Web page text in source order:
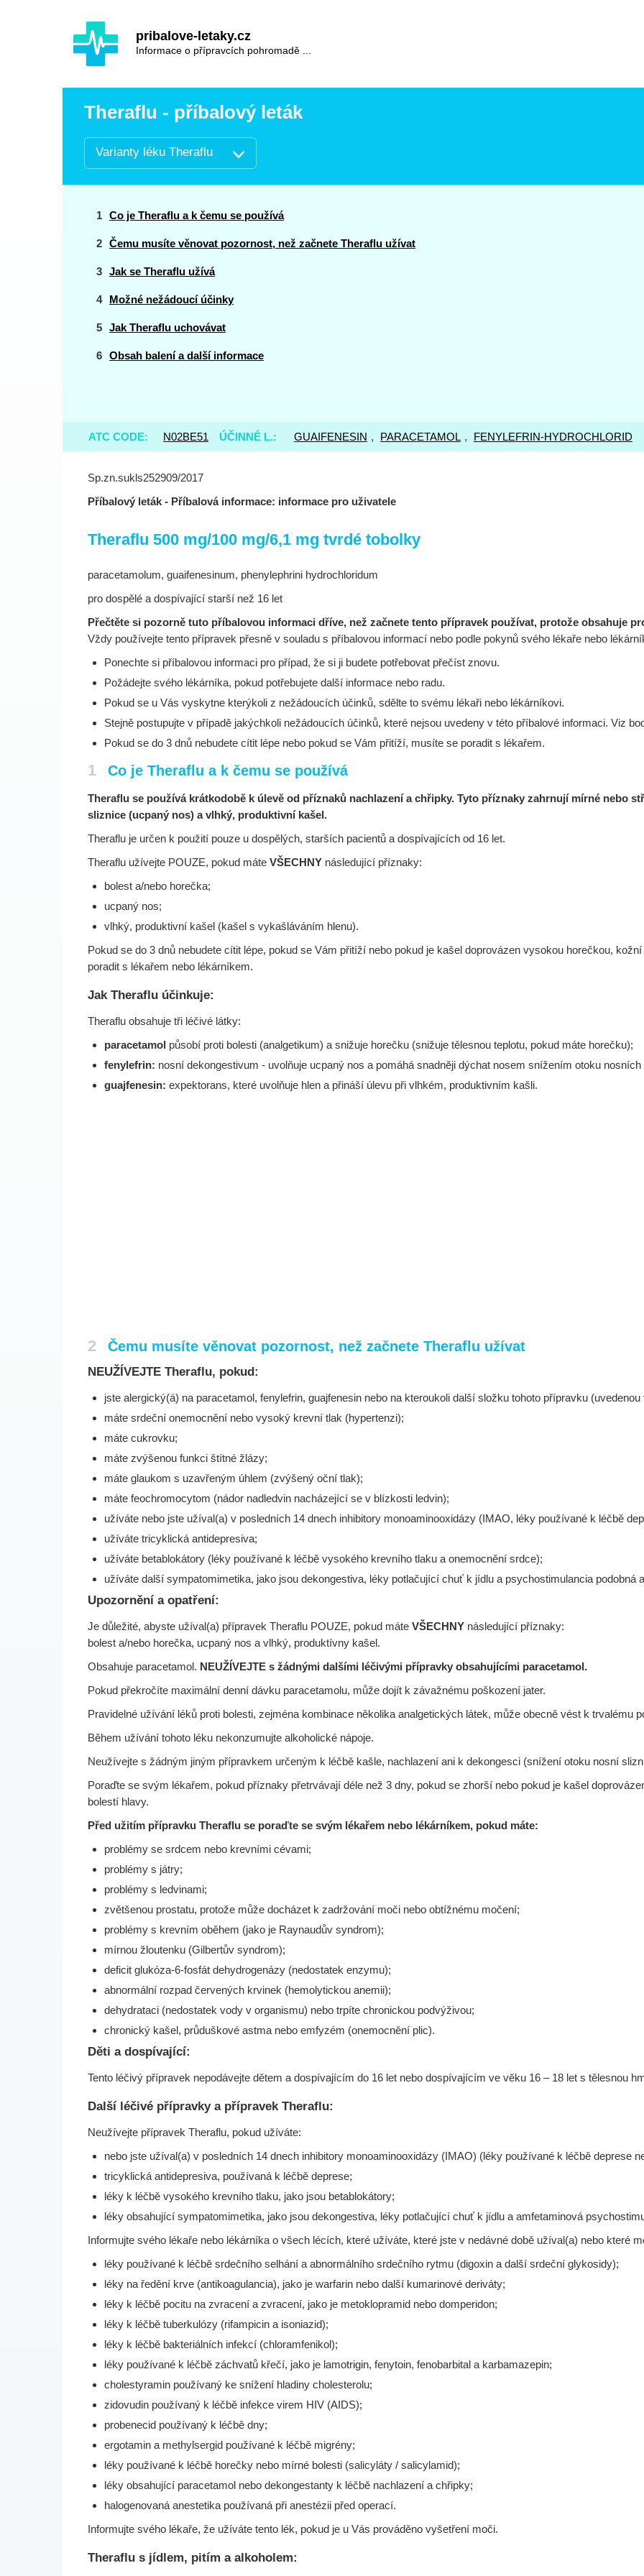
pribalove-letaky.cz
Informace o přípravcích pohromadě ...
Hlavní
navigace
Theraflu - příbalový leták
Varianty léku Theraflu
Co je Theraflu a k čemu se používá
Čemu musíte věnovat pozornost, než začnete Theraflu užívat
Jak se Theraflu užívá
Možné nežádoucí účinky
Jak Theraflu uchovávat
Obsah balení a další informace
ATC CODE: N02BE51 ÚČINNÉ L.: GUAIFENESIN , PARACETAMOL , FENYLEFRIN-HYDROCHLORID
Sp.zn.sukls252909/2017
Příbalový leták - Příbalová informace: informace pro uživatele
Theraflu 500 mg/100 mg/6,1 mg tvrdé tobolky
paracetamolum, guaifenesinum, phenylephrini hydrochloridum
pro dospělé a dospívající starší než 16 let
Přečtěte si pozorně tuto příbalovou informaci dříve, než začnete tento přípravek používat, protože obsahuje
Vždy používejte tento přípravek přesně v souladu s příbalovou informací nebo podle pokynů svého lékaře nebo
Ponechte si příbalovou informaci pro případ, že si ji budete potřebovat přečíst znovu.
Požádejte svého lékárníka, pokud potřebujete další informace nebo radu.
Pokud se u Vás vyskytne kterýkoli z nežádoucích účinků, sdělte to svému lékaři nebo lékárníkovi.
Stejně postupujte v případě jakýchkoli nežádoucích účinků, které nejsou uvedeny v této příbalové informaci. Viz
Pokud se do 3 dnů nebudete cítit lépe nebo pokud se Vám přitíží, musíte se poradit s lékařem.
1 Co je Theraflu a k čemu se používá
Theraflu se používá krátkodobě k úlevě od příznaků nachlazení a chřipky. Tyto příznaky zahrnují mírné nebo
sliznice (ucpaný nos) a vlhký, produktivní kašel.
Theraflu je určen k použití pouze u dospělých, starších pacientů a dospívajících od 16 let.
Theraflu užívejte POUZE, pokud máte VŠECHNY následující příznaky:
bolest a/nebo horečka;
ucpaný nos;
vlhký, produktivní kašel (kašel s vykašláváním hlenu).
Pokud se do 3 dnů nebudete cítit lépe, pokud se Vám přitíží nebo pokud je kašel doprovázen vysokou horečkou,
poradit s lékařem nebo lékárníkem.
Jak Theraflu účinkuje:
Theraflu obsahuje tři léčivé látky:
paracetamol působí proti bolesti (analgetikum) a snižuje horečku (snižuje tělesnou teplotu, pokud máte horečku);
fenylefrin: nosní dekongestivum - uvolňuje ucpaný nos a pomáhá snadněji dýchat nosem snížením otoku nosních
guajfenesin: expektorans, které uvolňuje hlen a přináší úlevu při vlhkém, produktivním kašli.
2 Čemu musíte věnovat pozornost, než začnete Theraflu užívat
NEUŽÍVEJTE Theraflu, pokud:
jste alergický(á) na paracetamol, fenylefrin, guajfenesin nebo na kteroukoli další složku tohoto přípravku (uvedenou
máte srdeční onemocnění nebo vysoký krevní tlak (hypertenzi);
máte cukrovku;
máte zvýšenou funkci štítné žlázy;
máte glaukom s uzavřeným úhlem (zvýšený oční tlak);
máte feochromocytom (nádor nadledvin nacházející se v blízkosti ledvin);
užíváte nebo jste užíval(a) v posledních 14 dnech inhibitory monoaminooxidázy (IMAO, léky používané k léčbě
užíváte tricyklická antidepresiva;
užíváte betablokátory (léky používané k léčbě vysokého krevního tlaku a onemocnění srdce);
užíváte další sympatomimetika, jako jsou dekongestiva, léky potlačující chuť k jídlu a psychostimulancia podobná
Upozornění a opatření:
Je důležité, abyste užíval(a) přípravek Theraflu POUZE, pokud máte VŠECHNY následující příznaky:
bolest a/nebo horečka, ucpaný nos a vlhký, produktívny kašel.
Obsahuje paracetamol. NEUŽÍVEJTE s žádnými dalšími léčivými přípravky obsahujícími paracetamol.
Pokud překročíte maximální denní dávku paracetamolu, může dojít k závažnému poškození jater.
Pravidelné užívání léků proti bolesti, zejména kombinace několika analgetických látek, může obecně vést k trvalému
Během užívání tohoto léku nekonzumujte alkoholické nápoje.
Neužívejte s žádným jiným přípravkem určeným k léčbě kašle, nachlazení ani k dekongesci (snížení otoku nosní
Poraďte se svým lékařem, pokud příznaky přetrvávají déle než 3 dny, pokud se zhorší nebo pokud je kašel
bolestí hlavy.
Před užitím přípravku Theraflu se poraďte se svým lékařem nebo lékárníkem, pokud máte:
problémy se srdcem nebo krevními cévami;
problémy s játry;
problémy s ledvinami;
zvětšenou prostatu, protože může docházet k zadržování moči nebo obtížnému močení;
problémy s krevním oběhem (jako je Raynaudův syndrom);
mírnou žloutenku (Gilbertův syndrom);
deficit glukóza-6-fosfát dehydrogenázy (nedostatek enzymu);
abnormální rozpad červených krvinek (hemolytickou anemii);
dehydrataci (nedostatek vody v organismu) nebo trpíte chronickou podvýživou;
chronický kašel, průduškové astma nebo emfyzém (onemocnění plic).
Děti a dospívající:
Tento léčivý přípravek nepodávejte dětem a dospívajícím do 16 let nebo dospívajícím ve věku 16 – 18 let s tělesnou
Další léčivé přípravky a přípravek Theraflu:
Neužívejte přípravek Theraflu, pokud užíváte:
nebo jste užíval(a) v posledních 14 dnech inhibitory monoaminooxidázy (IMAO) (léky používané k léčbě deprese
tricyklická antidepresiva, používaná k léčbě deprese;
léky k léčbě vysokého krevního tlaku, jako jsou betablokátory;
léky obsahující sympatomimetika, jako jsou dekongestiva, léky potlačující chuť k jídlu a amfetaminová
Informujte svého lékaře nebo lékárníka o všech lécích, které užíváte, které jste v nedávné době užíval(a) nebo které
léky používané k léčbě srdečního selhání a abnormálního srdečního rytmu (digoxin a další srdeční glykosidy);
léky na ředění krve (antikoagulancia), jako je warfarin nebo další kumarinové deriváty;
léky k léčbě pocitu na zvracení a zvracení, jako je metoklopramid nebo domperidon;
léky k léčbě tuberkulózy (rifampicin a isoniazid);
léky k léčbě bakteriálních infekcí (chloramfenikol);
léky používané k léčbě záchvatů křečí, jako je lamotrigin, fenytoin, fenobarbital a karbamazepin;
cholestyramin používaný ke snížení hladiny cholesterolu;
zidovudin používaný k léčbě infekce virem HIV (AIDS);
probenecid používaný k léčbě dny;
ergotamin a methylsergid používané k léčbě migrény;
léky používané k léčbě horečky nebo mírné bolesti (salicyláty / salicylamid);
léky obsahující paracetamol nebo dekongestanty k léčbě nachlazení a chřipky;
halogenovaná anestetika používaná při anestézii před operací.
Informujte svého lékaře, že užíváte tento lék, pokud je u Vás prováděno vyšetření moči.
Theraflu s jídlem, pitím a alkoholem: